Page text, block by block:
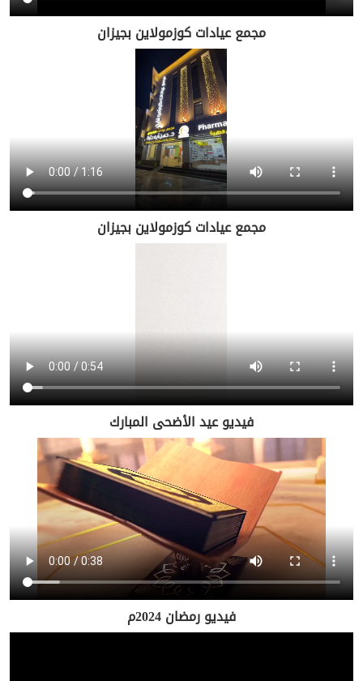
مجمع عيادات كوزمولاين بجيزان
مجمع عيادات كوزمولاين بجيزان
فيديو عيد الأضحى المبارك
فيديو رمضان 2024م